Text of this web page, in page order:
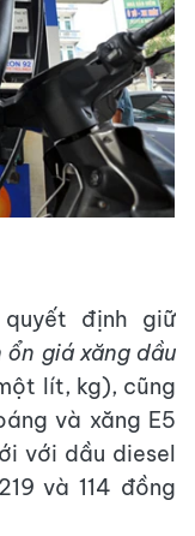
định giữ
ổn giá xăng dầu
lít, kg), cũng
và xăng E5
với dầu diesel
và 114 đồng